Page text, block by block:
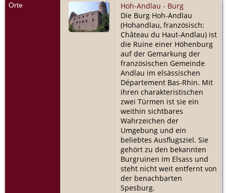
Orte
Hoh-Andlau - Burg
Die Burg Hoh-Andlau
(Hohandlau, französisch:
Château du Haut-Andlau) ist
die Ruine einer Höhenburg
auf der Gemarkung der
französischen Gemeinde
Andlau im elsässischen
Département Bas-Rhin. Mit
ihren charakteristischen
zwei Türmen ist sie ein
weithin sichtbares
Wahrzeichen der
Umgebung und ein
beliebtes Ausflugsziel. Sie
gehört zu den bekannten
Burgruinen im Elsass und
steht nicht weit entfernt von
der benachbarten
Spesburg.